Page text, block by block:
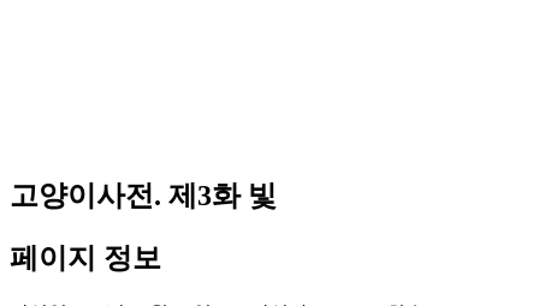
고양이사전. 제3화 빛
페이지 정보